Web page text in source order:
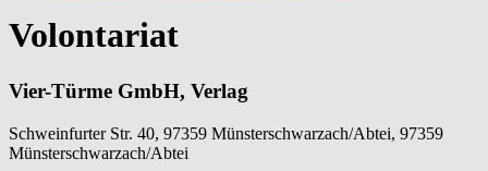
Volontariat
Vier-Türme GmbH, Verlag
Schweinfurter Str. 40, 97359 Münsterschwarzach/Abtei, 97359
Münsterschwarzach/Abtei